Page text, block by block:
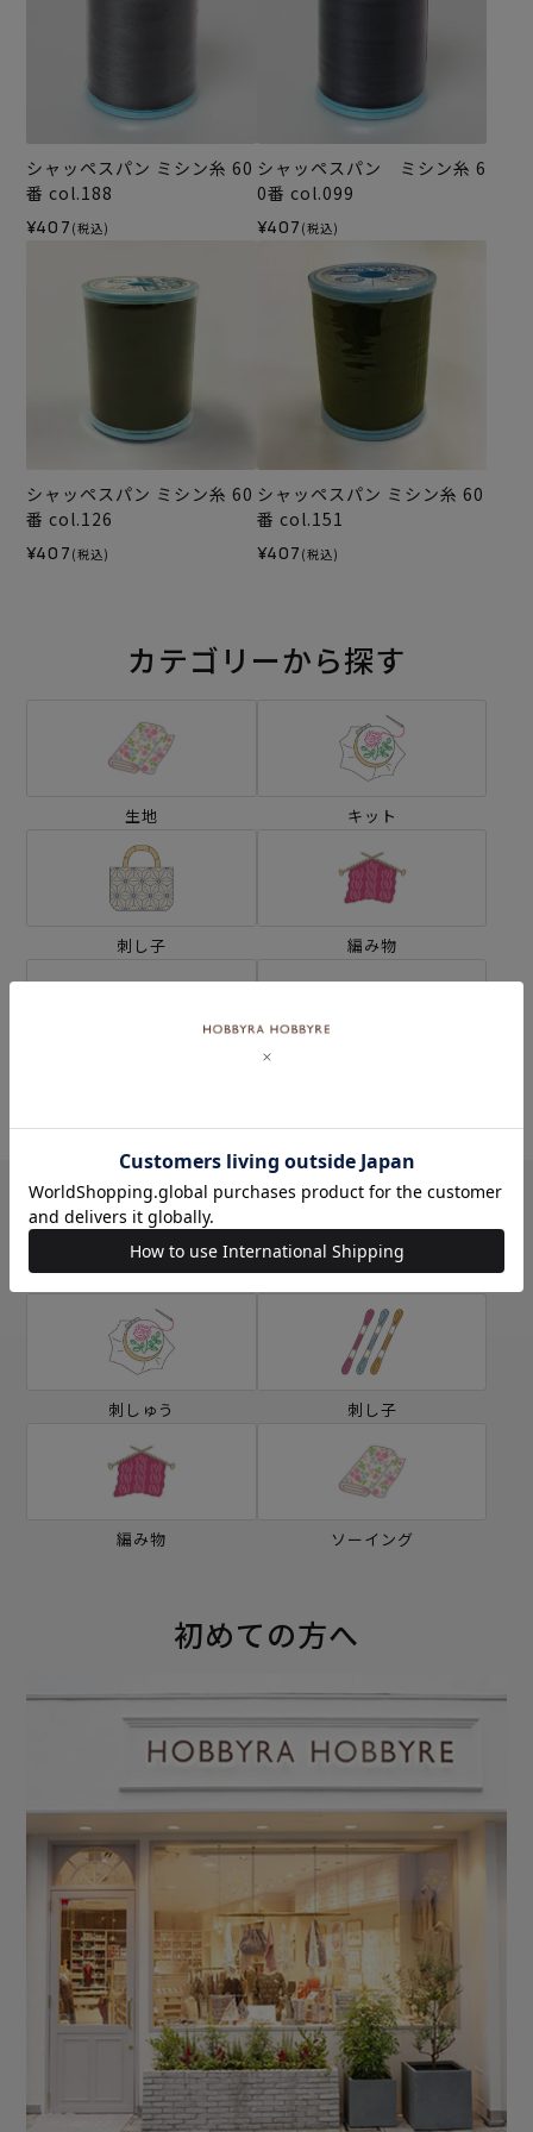
シャッペスパン ミシン糸 60
番 col.188
¥407 (税込)
シャッペスパン ミシン糸 6
0番 col.099
¥407 (税込)
シャッペスパン ミシン糸 60
番 col.126
¥407 (税込)
シャッペスパン ミシン糸 60
番 col.151
¥407 (税込)
カテゴリーから探す
生地 キット
刺し子 編み物
カテゴリー別の学ぶ
刺しゅう 刺し子
編み物 ソーイング
初めての方へ